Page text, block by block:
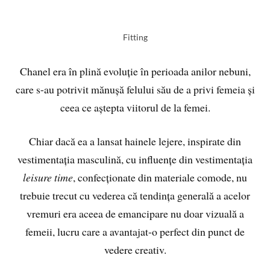
Fitting
Chanel era în plină evoluție în perioada anilor nebuni,
care s-au potrivit mănușă felului său de a privi femeia și
ceea ce aștepta viitorul de la femei.
Chiar dacă ea a lansat hainele lejere, inspirate din
vestimentația masculină, cu influențe din vestimentația
leisure time, confecționate din materiale comode, nu
trebuie trecut cu vederea că tendința generală a acelor
vremuri era aceea de emancipare nu doar vizuală a
femeii, lucru care a avantajat-o perfect din punct de
vedere creativ.